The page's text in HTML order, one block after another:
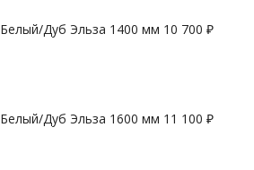
Белый/Дуб Эльза 1400 мм 10 700 ₽
Белый/Дуб Эльза 1600 мм 11 100 ₽